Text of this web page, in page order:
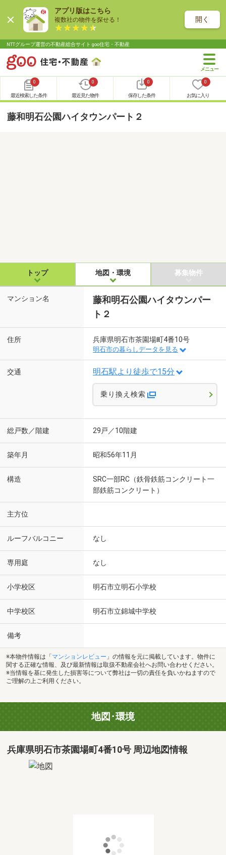
アプリ版はこちら
複数社の物件を探せる！ 開く
NTTグループ運営の不動産総合サイト goo住宅・不動産
0
最近検索した条件
0
最近見た物件
0
保存した条件
0
お気に入り
藤和明石公園ハイタウンパート２
トップ 地図・環境 募集物件
マンション名
藤和明石公園ハイタウンパー
ト２
住所 兵庫県明石市茶園場町4番10号
明石市の暮らしデータを見る
交通 明石駅より徒歩で15分
乗り換え検索
総戸数／階建 29戸／10階建
築年月 昭和56年11月
構造
SRC一部RC（鉄骨鉄筋コンクリート一
部鉄筋コンクリート）
主方位
ルーフバルコニー なし
専用庭 なし
小学校区 明石市立明石小学校
中学校区 明石市立錦城中学校
備考
※本物件情報は「 マンションレビュー 」の情報を元に掲載しています。物件に
関する正確な情報、及び最新情報は取扱不動産会社へお問い合わせください。
※当情報を基に発生した損害等について弊社は一切の責任を負いかねますので
ご理解の上ご利用ください。
地図･環境
兵庫県明石市茶園場町4番10号 周辺地図情報